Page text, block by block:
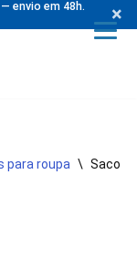
envio em 48h.
×
para roupa \ Saco